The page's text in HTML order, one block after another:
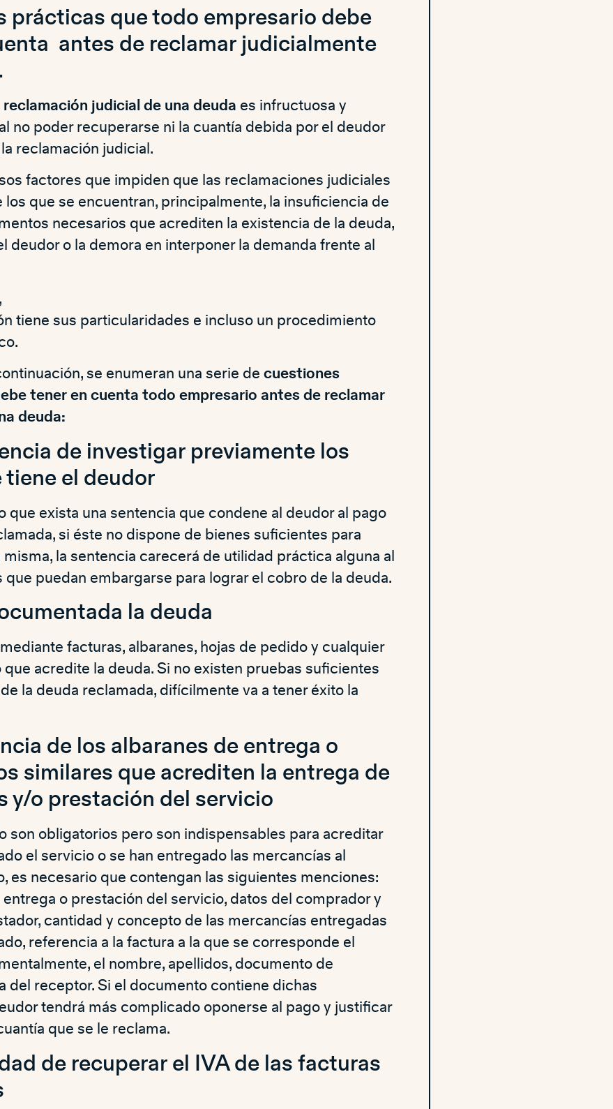
prácticas que todo empresario debe
antes de reclamar judicialmente
reclamación judicial de una deuda es infructuosa y
no poder recuperarse ni la cuantía debida por el deudor
reclamación judicial.
factores que impiden que las reclamaciones judiciales
que se encuentran, principalmente, la insuficiencia de
necesarios que acrediten la existencia de la deuda,
deudor o la demora en interponer la demanda frente al
tiene sus particularidades e incluso un procedimiento
se enumeran una serie de cuestiones
tener en cuenta todo empresario antes de reclamar
deuda:
de investigar previamente los
tiene el deudor
que exista una sentencia que condene al deudor al pago
si éste no dispone de bienes suficientes para
misma, la sentencia carecerá de utilidad práctica alguna al
que puedan embargarse para lograr el cobro de la deuda.
la deuda
facturas, albaranes, hojas de pedido y cualquier
acredite la deuda. Si no existen pruebas suficientes
la deuda reclamada, difícilmente va a tener éxito la
de los albaranes de entrega o
similares que acrediten la entrega de
y/o prestación del servicio
son obligatorios pero son indispensables para acreditar
el servicio o se han entregado las mercancías al
es necesario que contengan las siguientes menciones:
entrega o prestación del servicio, datos del comprador y
cantidad y concepto de las mercancías entregadas
referencia a la factura a la que se corresponde el
el nombre, apellidos, documento de
del receptor. Si el documento contiene dichas
tendrá más complicado oponerse al pago y justificar
que se le reclama.
de recuperar el IVA de las facturas